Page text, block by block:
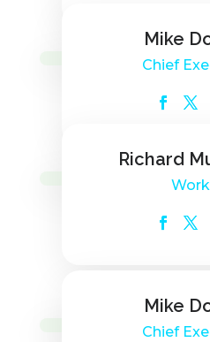
Mike
Chief
Richard
Mike
Chief